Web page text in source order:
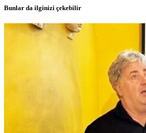
Bunlar da ilginizi çekebilir